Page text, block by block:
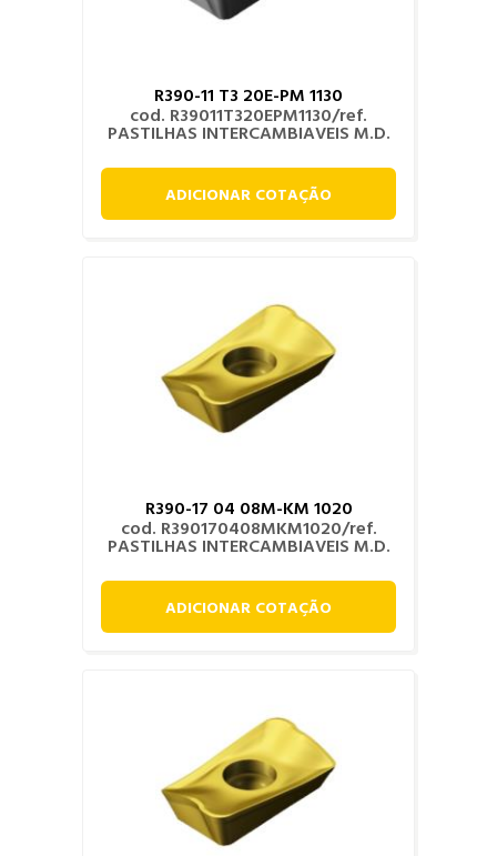
R390-11 T3 20E-PM 1130
cod. R39011T320EPM1130/ref.
PASTILHAS INTERCAMBIAVEIS M.D.
ADICIONAR COTAÇÃO
R390-17 04 08M-KM 1020
cod. R390170408MKM1020/ref.
PASTILHAS INTERCAMBIAVEIS M.D.
ADICIONAR COTAÇÃO